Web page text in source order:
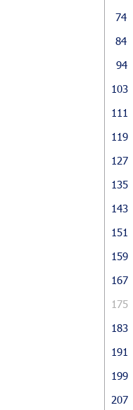
74
84
94
103
111
119
127
135
143
151
159
167
175
183
191
199
207